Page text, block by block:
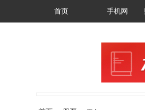
首页 手机网